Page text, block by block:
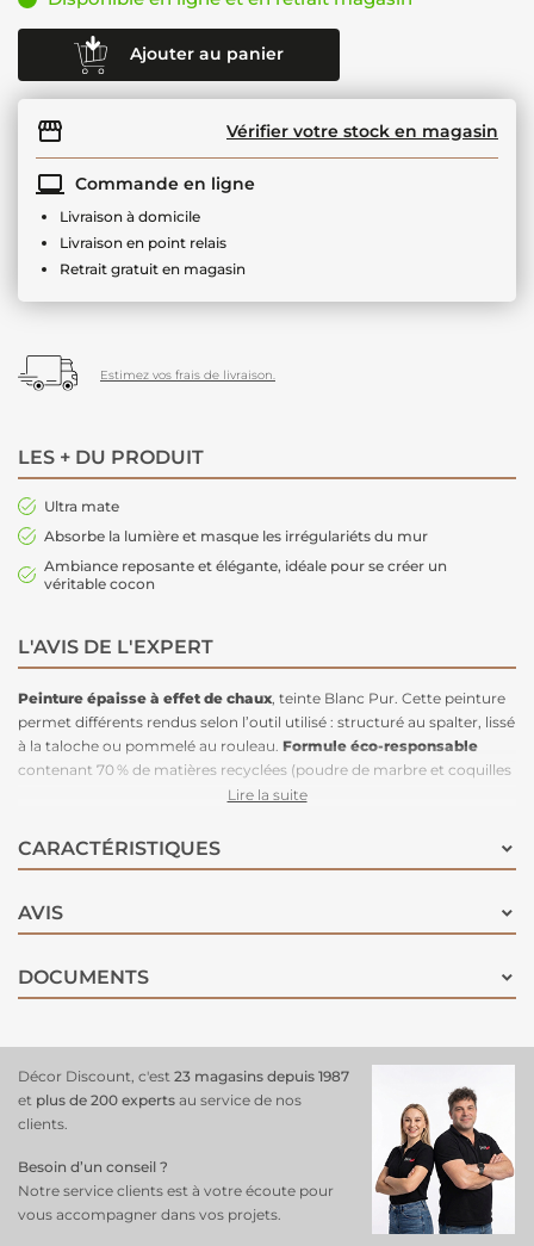
Ajouter au panier
Vérifier votre stock en magasin
Commande en ligne
Livraison à domicile
Livraison en point relais
Retrait gratuit en magasin
Estimez vos frais de livraison.
LES + DU PRODUIT
Ultra mate
Absorbe la lumière et masque les irrégulariéts du mur
Ambiance reposante et élégante, idéale pour se créer un
véritable cocon
L'AVIS DE L'EXPERT
Peinture épaisse à effet de chaux, teinte Blanc Pur. Cette peinture
permet différents rendus selon l’outil utilisé : structuré au spalter, lissé
à la taloche ou pommelé au rouleau. Formule éco-responsable
contenant 70 % de matières recyclées (poudre de marbre et coquilles
d’œufs) et plus de 20 % de carbone biosourcé issu de la biomasse.
Lire la suite
CARACTÉRISTIQUES
AVIS
DOCUMENTS
Décor Discount, c'est 23 magasins depuis 1987
et plus de 200 experts au service de nos
clients.
Besoin d’un conseil ?
Notre service clients est à votre écoute pour
vous accompagner dans vos projets.